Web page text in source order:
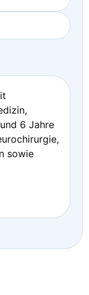
6 Jahre
sowie